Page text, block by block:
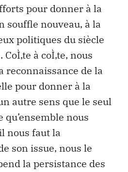
pour donner à la
souffle nouveau, à la
politiques du siècle
à coÌ‚te, nous
reconnaissance de la
pour donner à la
autre sens que le seul
nous
nous faut la
son issue, nous le
la persistance des